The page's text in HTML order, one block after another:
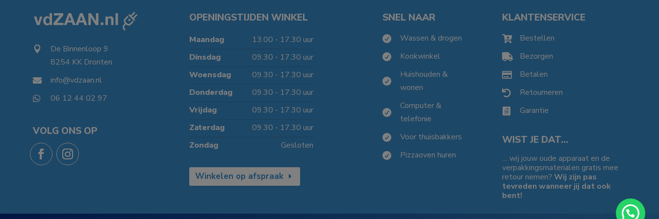
 De Binnenloop 9
8254 KK Dronten
 info@vdzaan.nl
 06 12 44 02 97
VOLG ONS OP
OPENINGSTIJDEN WINKEL
Maandag
13.00 - 17.30 uur
Dinsdag
09.30 - 17.30 uur
Woensdag
09.30 - 17.30 uur
Donderdag
09.30 - 17.30 uur
Vrijdag
09.30 - 17.30 uur
Zaterdag
09.30 - 17.30 uur
Zondag
Gesloten
Winkelen op afspraak
SNEL NAAR
 Wassen & drogen
 Kookwinkel

Huishouden &
wonen

Computer &
telefonie
 Voor thuisbakkers
 Pizzaoven huren
KLANTENSERVICE
 Bestellen
 Bezorgen
 Betalen
 Retourneren
 Garantie
WIST JE DAT…
… wij jouw oude apparaat en de
verpakkingsmaterialen gratis mee
retour nemen?Wij zijn pas
tevreden wanneer jij dat ook
bent!